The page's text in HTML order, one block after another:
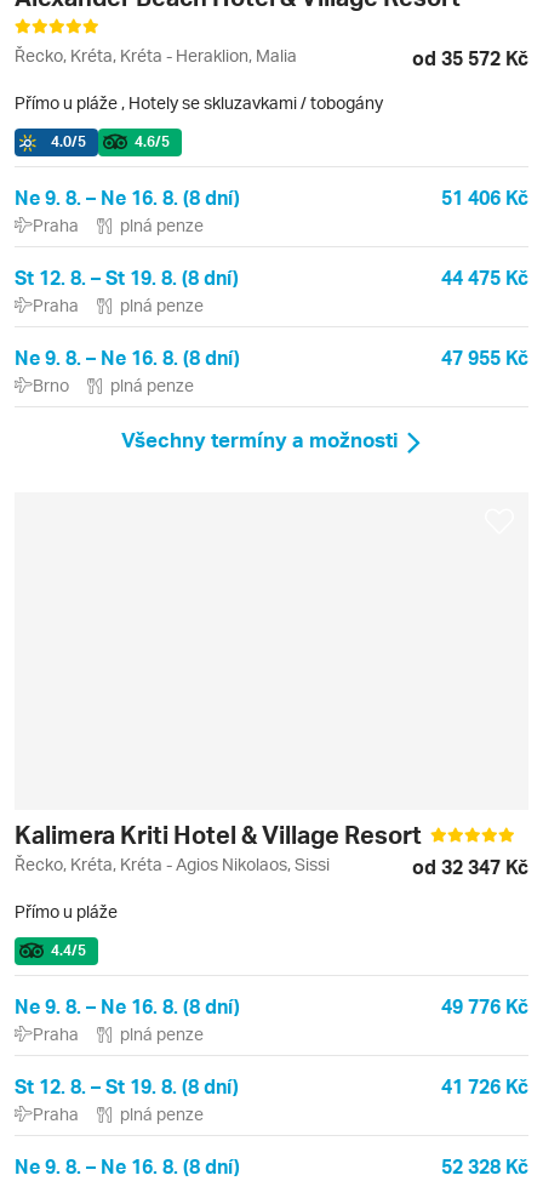
Řecko, Kréta, Kréta - Heraklion, Malia od 35 572 Kč
Přímo u pláže , Hotely se skluzavkami / tobogány
4.0/5 4.6/5
Ne 9. 8. – Ne 16. 8. (8 dní) 51 406 Kč
Praha plná penze
St 12. 8. – St 19. 8. (8 dní) 44 475 Kč
Praha plná penze
Ne 9. 8. – Ne 16. 8. (8 dní) 47 955 Kč
Brno plná penze
Všechny termíny a možnosti
Kalimera Kriti Hotel & Village Resort
Řecko, Kréta, Kréta - Agios Nikolaos, Sissi od 32 347 Kč
Přímo u pláže
4.4/5
Ne 9. 8. – Ne 16. 8. (8 dní) 49 776 Kč
Praha plná penze
St 12. 8. – St 19. 8. (8 dní) 41 726 Kč
Praha plná penze
Ne 9. 8. – Ne 16. 8. (8 dní) 52 328 Kč